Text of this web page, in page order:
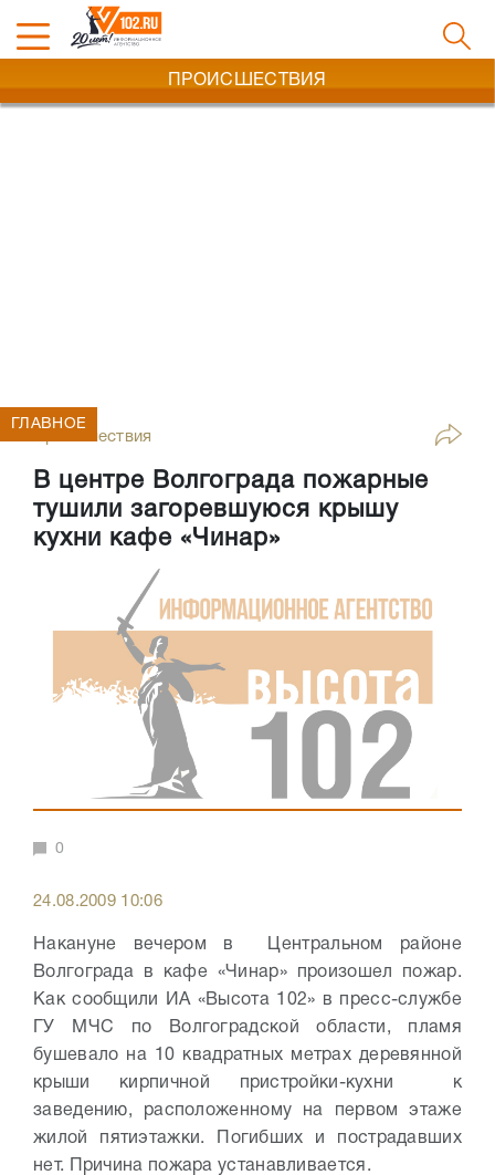
ПРОИСШЕСТВИЯ
Происшествия
В центре Волгограда пожарные
тушили загоревшуюся крышу
кухни кафе «Чинар»
ГЛАВНОЕ
0
24.08.2009 10:06
Накануне вечером в Центральном районе
Волгограда в кафе «Чинар» произошел пожар.
Как сообщили ИА «Высота 102» в пресс-службе
ГУ МЧС по Волгоградской области, пламя
бушевало на 10 квадратных метрах деревянной
крыши кирпичной пристройки-кухни к
заведению, расположенному на первом этаже
жилой пятиэтажки. Погибших и пострадавших
нет. Причина пожара устанавливается.